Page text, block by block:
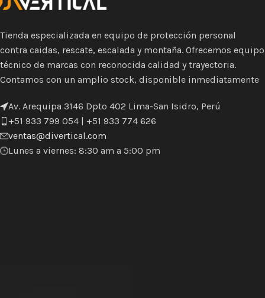
Tienda especializada en equipo de protección personal
contra caidas, rescate, escalada y montaña. Ofrecemos equipo
técnico de marcas con reconocida calidad y trayectoria.
Contamos con un amplio stock, disponible inmediatamente
Av. Arequipa 3146 Dpto 402 Lima-San Isidro, Perú
+51 933 799 054 | +51 933 774 626
ventas@divertical.com
Lunes a viernes: 8:30 am a 5:00 pm